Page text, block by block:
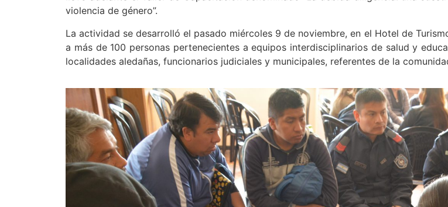
violencia de género”.
La actividad se desarrolló el pasado miércoles 9 de noviembre, en el Hotel de
a más de 100 personas pertenecientes a equipos interdisciplinarios de salud y
localidades aledañas, funcionarios judiciales y municipales, referentes de la